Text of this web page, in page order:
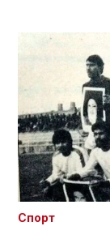
Спорт